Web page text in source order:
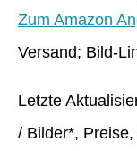
Zum Amazon
Versand; Bild-
Letzte
/ Bilder*,